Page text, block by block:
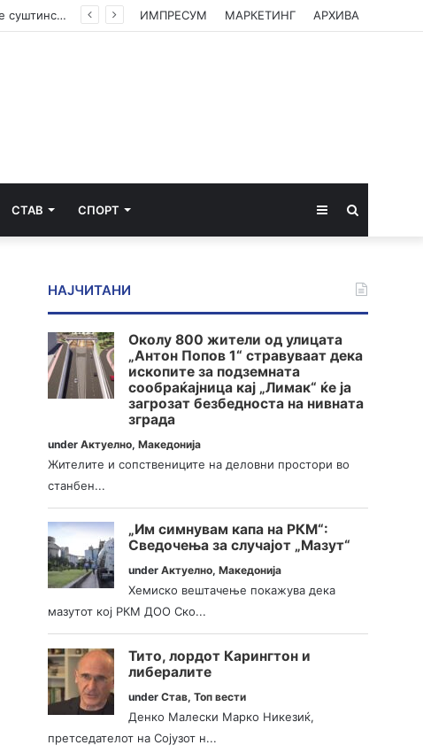
(ФОТО) Ахмети на средба со в.д. амбасадорката на САД: Американската поддршка е суштинска за зачувување на духот на Охридскиот договор ИМПРЕСУМ МАРКЕТИНГ АРХИВА
СТАВ СПОРТ Sidebar
НАЈЧИТАНИ
Околу 800 жители од улицата
„Антон Попов 1“ стравуваат дека
ископите за подземната
сообраќајница кај „Лимак“ ќе ја
загрозат безбедноста на нивната
зграда
underАктуелно,Македонија
Жителите и сопствениците на деловни простори во
станбен...
„Им симнувам капа на РКМ“:
Сведочења за случајот „Мазут“
underАктуелно,Македонија
Хемиско вештачење покажува дека
мазутот кој РКМ ДОО Ско...
Тито, лордот Карингтон и
либералите
underСтав,Топ вести
Денко Малески Марко Никезиќ,
претседателот на Сојузот н...